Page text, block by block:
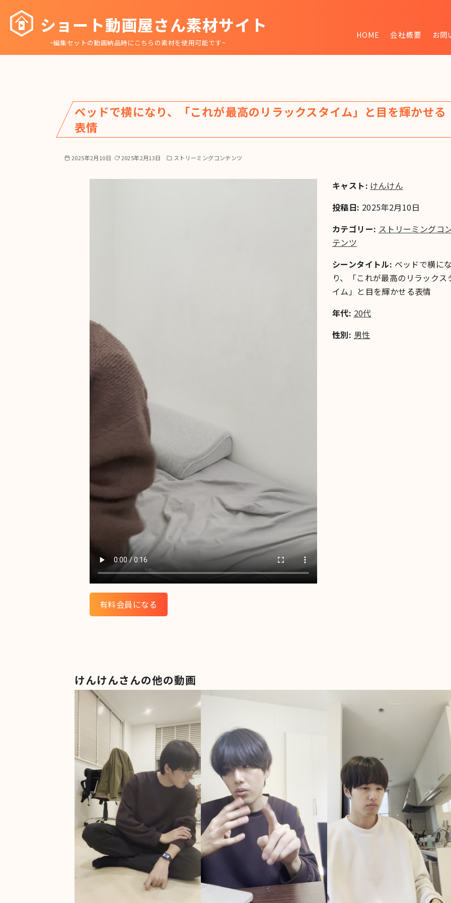
ショート動画屋さん素材サイト
~編集セットの動画納品時にこちらの素材を使用可能です~
HOME 会社概要 お問
ベッドで横になり、「これが最高のリラックスタイム」と目を輝かせる
表情
2025年2月10日 2025年2月13日 ストリーミングコンテンツ
有料会員になる
キャスト: けんけん
投稿日: 2025年2月10日
カテゴリー: ストリーミングコ
テンツ
シーンタイトル: ベッドで横にな
り、「これが最高のリラックス
イム」と目を輝かせる表情
年代: 20代
性別: 男性
けんけんさんの他の動画